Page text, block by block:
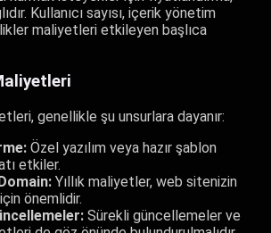
Kullanıcı sayısı, içerik yönetim
maliyetleri etkileyen başlıca
genellikle şu unsurlara dayanır:
Özel yazılım veya hazır şablon
etkiler.
Yıllık maliyetler, web sitenizin
önemlidir.
Sürekli güncellemeler ve